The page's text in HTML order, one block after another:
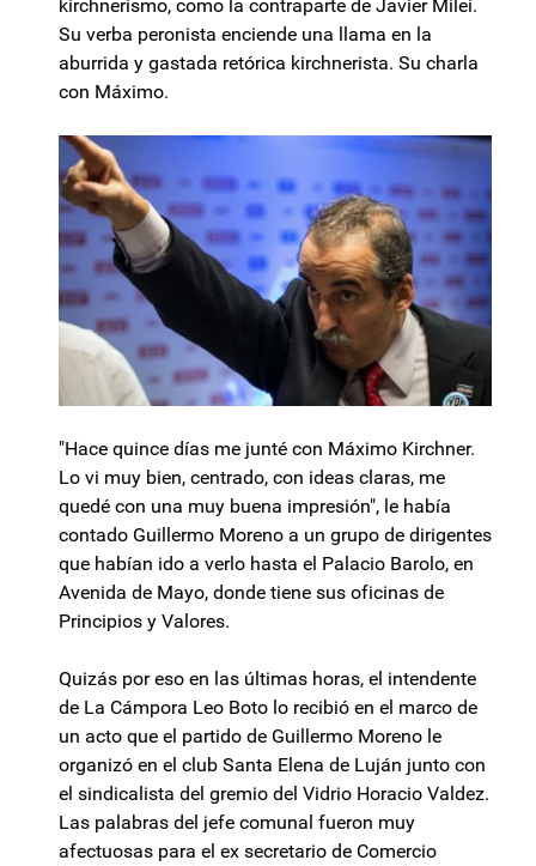
kirchnerismo, como la contraparte de Javier Milei.
Su verba peronista enciende una llama en la
aburrida y gastada retórica kirchnerista. Su charla
con Máximo.
"Hace quince días me junté con Máximo Kirchner.
Lo vi muy bien, centrado, con ideas claras, me
quedé con una muy buena impresión", le había
contado Guillermo Moreno a un grupo de dirigentes
que habían ido a verlo hasta el Palacio Barolo, en
Avenida de Mayo, donde tiene sus oficinas de
Principios y Valores.
Quizás por eso en las últimas horas, el intendente
de La Cámpora Leo Boto lo recibió en el marco de
un acto que el partido de Guillermo Moreno le
organizó en el club Santa Elena de Luján junto con
el sindicalista del gremio del Vidrio Horacio Valdez.
Las palabras del jefe comunal fueron muy
afectuosas para el ex secretario de Comercio